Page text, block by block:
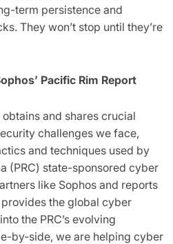
term persistence and
They won’t stop until they’re
Pacific Rim Report
and shares crucial
challenges we face,
and techniques used by
(PRC) state-sponsored cyber
like Sophos and reports
the global cyber
the PRC’s evolving
by-side, we are helping cyber